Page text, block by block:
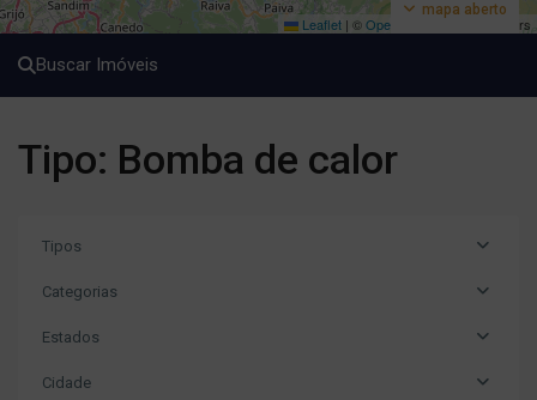
Leaflet | ©OpenStreetMap contributors
mapa aberto
Buscar Imóveis
Tipo: Bomba de calor
Tipos
Categorias
Estados
Cidade